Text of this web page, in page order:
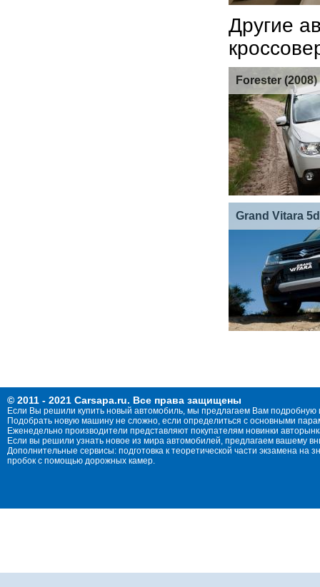
Другие
Forester (2008)
Grand Vitara 5d
© 2011 - 2021 Carsapa.ru. Все права защищены
Если Вы решили купить новый автомобиль, мы предлагаем Вам
Подобрать новую машину не сложно, если определиться с основными
Еженедельно производители представляют покупателям новинки
Если вы решили узнать новое из мира автомобилей, предлагаем вашему
Дополнительные сервисы: подготовка к теоретической части экзамена
пробок с помощью дорожных камер.